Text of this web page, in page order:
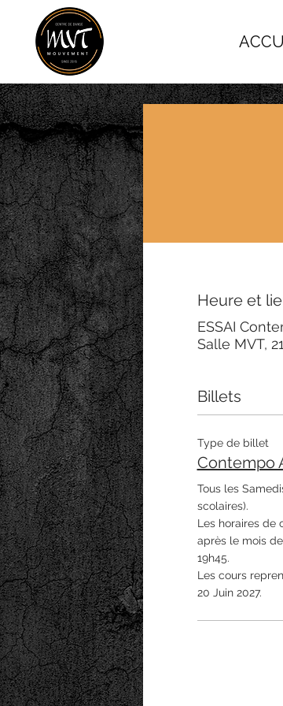
Heure et
ESSAI
Salle MVT,
Billets
Type de billet
Contempo
Tous les
scolaires).
Les horaires de
après le mois
19h45.
Les cours
20 Juin 2027.